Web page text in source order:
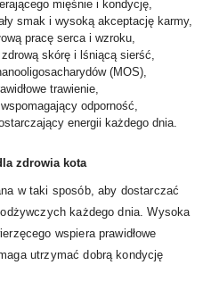
mięśnie i kondycję,
smak i wysoką akceptację karmy,
pracę serca i wzroku,
skórę i lśniącą sierść,
(MOS),
trawienie,
odporność,
energii każdego dnia.
zdrowia kota
w taki sposób, aby dostarczać
każdego dnia. Wysoka
wspiera prawidłowe
utrzymać dobrą kondycję